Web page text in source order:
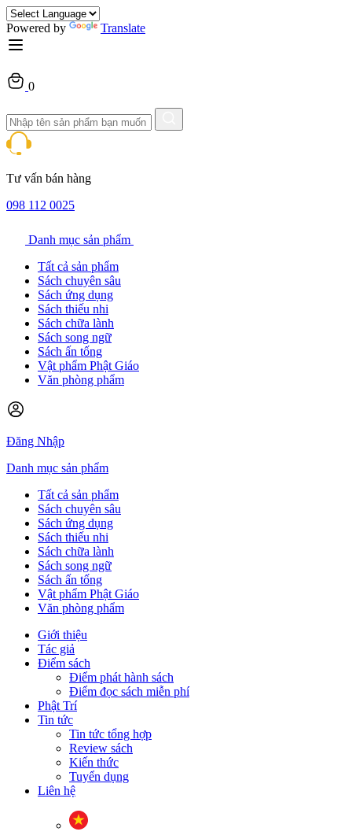
Powered by Translate
0
Tư vấn bán hàng
098 112 0025
Danh mục sản phẩm
Tất cả sản phẩm
Sách chuyên sâu
Sách ứng dụng
Sách thiếu nhi
Sách chữa lành
Sách song ngữ
Sách ấn tống
Vật phẩm Phật Giáo
Văn phòng phẩm
Đăng Nhập
Danh mục sản phẩm
Tất cả sản phẩm
Sách chuyên sâu
Sách ứng dụng
Sách thiếu nhi
Sách chữa lành
Sách song ngữ
Sách ấn tống
Vật phẩm Phật Giáo
Văn phòng phẩm
Giới thiệu
Tác giả
Điểm sách
Điểm phát hành sách
Điểm đọc sách miễn phí
Phật Trí
Tin tức
Tin tức tổng hợp
Review sách
Kiến thức
Tuyển dụng
Liên hệ